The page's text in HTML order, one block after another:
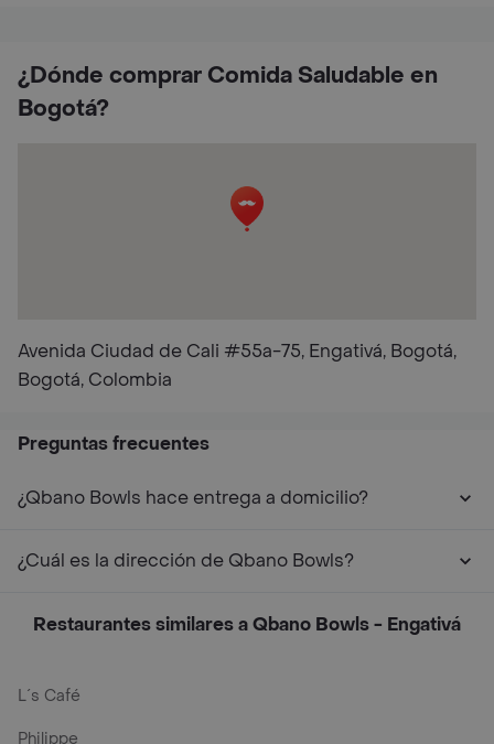
¿Dónde comprar Comida Saludable en
Bogotá?
Avenida Ciudad de Cali #55a-75, Engativá, Bogotá,
Bogotá, Colombia
Preguntas frecuentes
¿Qbano Bowls hace entrega a domicilio?
¿Cuál es la dirección de Qbano Bowls?
Restaurantes similares a Qbano Bowls - Engativá
L´s Café
Philippe